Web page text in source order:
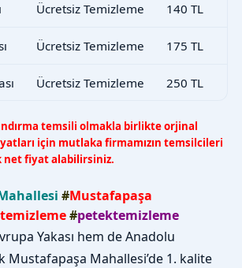
Ücretsiz Temizleme 140 TL
Ücretsiz Temizleme 175 TL
Ücretsiz Temizleme 250 TL
temsili olmakla birlikte orjinal
için mutlaka firmamızın temsilcileri
net fiyat alabilirsiniz.
#Mustafapaşa
#petektemizleme
Yakası hem de Anadolu
Mustafapaşa Mahallesi’de 1. kalite